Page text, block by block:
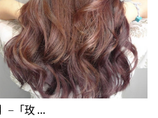
–「玫 ...